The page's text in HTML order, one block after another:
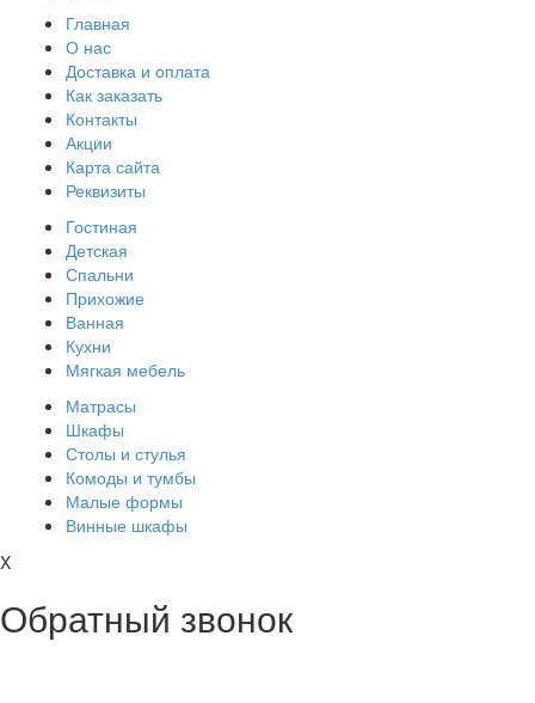
Главная
О нас
Доставка и оплата
Как заказать
Контакты
Акции
Карта сайта
Реквизиты
Гостиная
Детская
Спальни
Прихожие
Ванная
Кухни
Мягкая мебель
Матрасы
Шкафы
Столы и стулья
Комоды и тумбы
Малые формы
Винные шкафы
X
Обратный звонок